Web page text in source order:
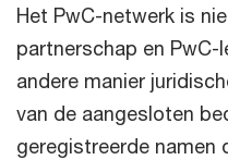
Het PwC-netwerk is
partnerschap en
andere manier
van de aangesloten
geregistreerde namen